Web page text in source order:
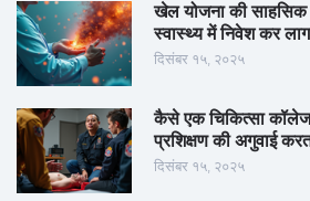
खेल योजना की साहसिक
स्वास्थ्य में निवेश कर
दिसंबर १५, २०२५
कैसे एक चिकित्सा कॉलेज
प्रशिक्षण की अगुवाई
दिसंबर १५, २०२५